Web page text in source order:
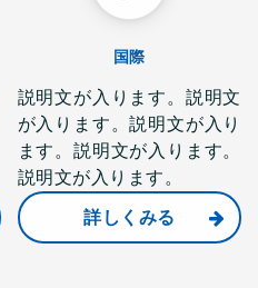
国際
説明文が入ります。説明文
が入ります。説明文が入り
ます。説明文が入ります。
説明文が入ります。
詳しくみる